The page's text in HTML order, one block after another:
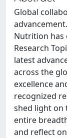
Global
Nutrition has
Research
latest
across the
excellence
recognized
shed light on
entire
and reflect